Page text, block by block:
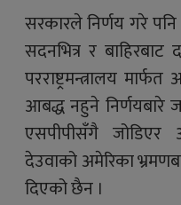
सरकारले निर्णय गरे
सदनभित्र र
परराष्ट्रमन्त्रालय
आबद्ध नहुने निर्णयबारे
एसपीपीसँगै जोडिएर
देउवाको अमेरिका
दिएको छैन ।